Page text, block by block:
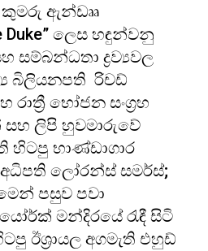
කුමරු ඇන්ඩෲ
Duke” ලෙස හඳුන්වනු
සම්බන්ධතා ද්‍රව්‍යවල
බිලියනපති රිචඩ්
රාත්‍රී භෝජන සංග්‍රහ
ලිපි හුවමාරුවේ
හිටපු භාණ්ඩාගාර
ලෝරන්ස් සමර්ස්;
පසුව පවා
මන්දිරයේ රැඳී සිටි
ඊශ්‍රායල අගමැති එහුඩ්